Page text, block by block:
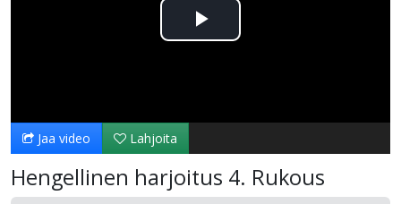
Toista
Jaa video Lahjoita
Hengellinen harjoitus 4. Rukous